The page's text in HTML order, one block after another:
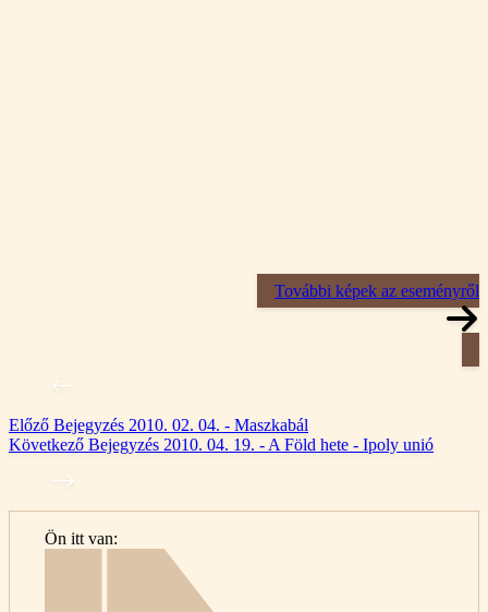
További képek az eseményről
Előző Bejegyzés 2010. 02. 04. - Maszkabál
Következő Bejegyzés 2010. 04. 19. - A Föld hete - Ipoly unió
Ön itt van: